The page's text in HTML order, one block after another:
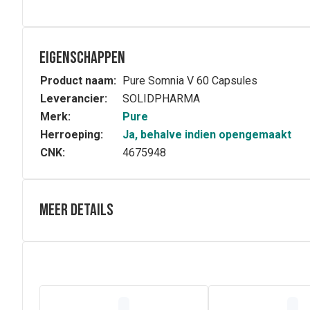
Eigenschappen
Product naam: Pure Somnia V 60 Capsules
Leverancier:
SOLIDPHARMA
Merk:
Pure
Herroeping:
Ja, behalve indien opengemaakt
CNK:
4675948
Meer details
Ter ondersteuning van een gezonde nachtrust.
Passiflora incarnata - passiebloemkruidenextract